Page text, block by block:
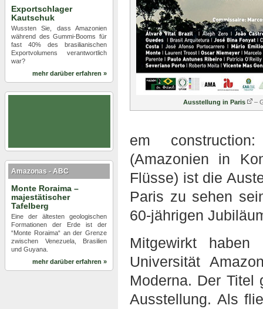
Ausstellung in Paris –
em
(Amazonien in
Flüsse) ist die
Paris zu sehen
60-jährigen
Mitgewirkt
Universität
Moderna. Der
Ausstellung. Als
Exportschlager
Kautschuk
Wussten Sie, dass Amazonien
während des Gummi-Booms für
fast 40% des brasilianischen
Exportvolumens verantwortlich
war?
mehr darüber erfahren »
Amazonas - ABC
Monte Roraima –
majestätischer
Tafelberg
Eine der ältesten geologischen
Formationen der Erde ist der
“Monte Roraima“ an der Grenze
zwischen Venezuela, Brasilien
und Guyana.
mehr darüber erfahren »